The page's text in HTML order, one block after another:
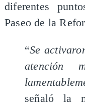
diferentes
Paseo de la
“Se
atención
señaló la